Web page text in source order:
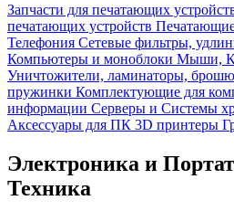
Запчасти для печатающих
печатающих устройств Печатающие
Телефония Сетевые фильтры,
Компьютеры и моноблоки Мыши,
Уничтожители, ламинаторы,
пружинки Комплектующие для
информации Серверы и Системы
Аксессуары для ПК 3D принтеры
Электроника и
Техника